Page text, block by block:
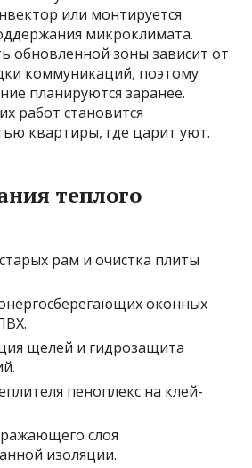
или монтируется
микроклимата.
обновленной зоны зависит от
коммуникаций, поэтому
планируются заранее.
работ становится
квартиры, где царит уют.
теплого
рам и очистка плиты
оконных
щелей и гидрозащита
пеноплекс на клей-
слоя
изоляции.